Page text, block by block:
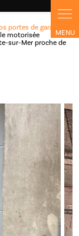
portes de garage
motorisée
sur-Mer proche de